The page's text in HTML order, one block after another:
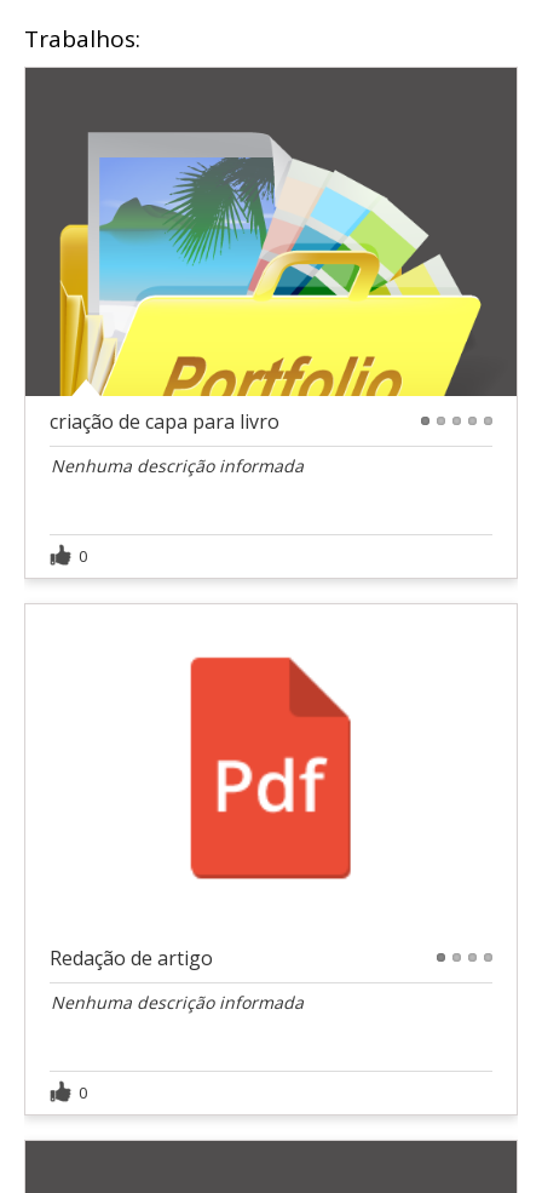
Trabalhos:
criação de capa para livro
Nenhuma descrição informada
0
Redação de artigo
Nenhuma descrição informada
0